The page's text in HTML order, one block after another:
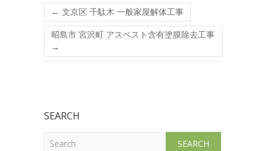
← 文京区 千駄木 一般家屋解体工事
昭島市 宮沢町 アスベスト含有塗膜除去工事
→
SEARCH